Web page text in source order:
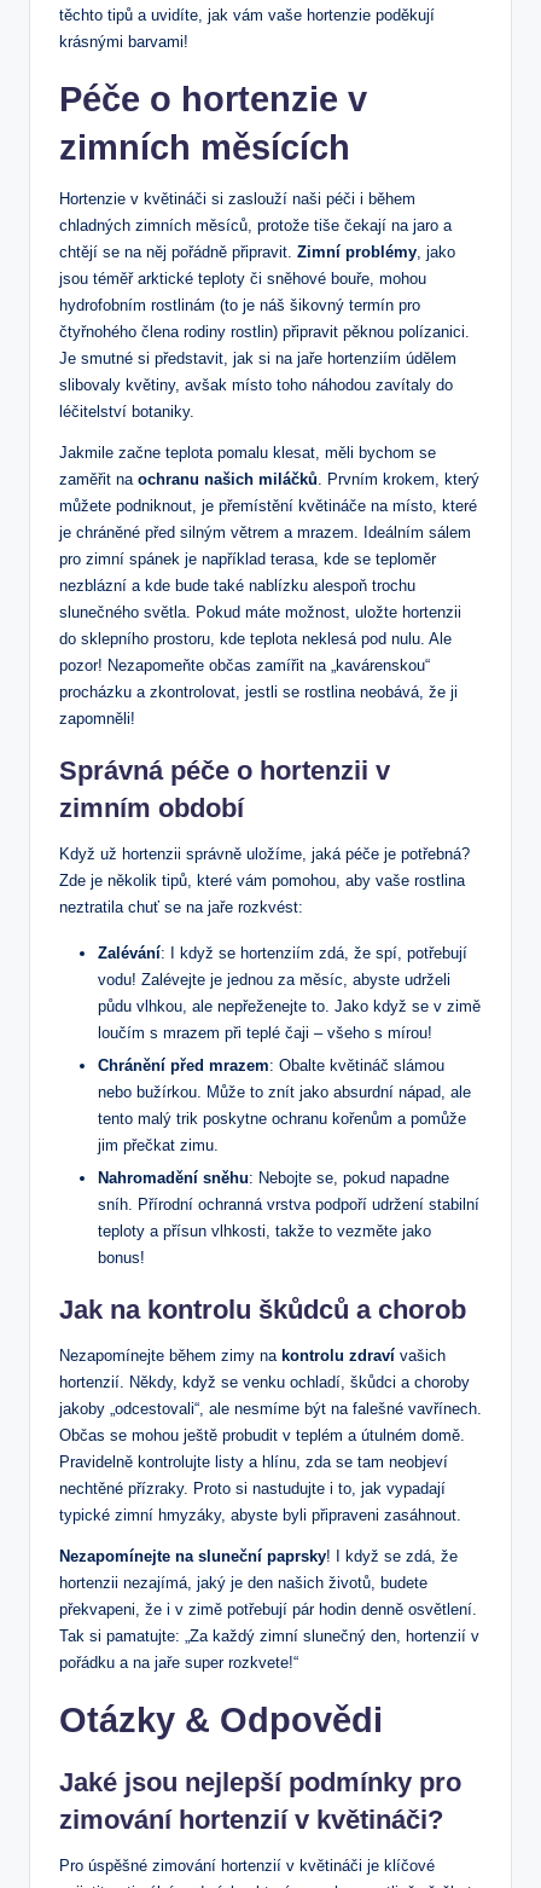
těchto tipů​ a uvidíte,‍ jak⁤ vám vaše hortenzie‍ poděkují⁢
krásnými barvami!
Péče o hortenzie v
zimních měsících
Hortenzie v květináči⁣ si ⁤zaslouží naši péči ​i během
chladných ​zimních měsíců, protože tiše čekají na⁤ jaro a
chtějí se na něj pořádně⁣ připravit.‍ Zimní⁢ problémy, jako
jsou ​téměř⁢ arktické‍ teploty či sněhové ⁢bouře, mohou
hydrofobním rostlinám (to je‍ náš​ šikovný ⁣termín pro‍
čtyřnohého člena rodiny rostlin) připravit pěknou⁤ polízanici.
Je smutné si představit,‌ jak si na jaře hortenziím údělem
⁤slibovaly ⁤květiny, avšak místo toho náhodou ‌zavítaly do
léčitelství botaniky.
Jakmile‌ začne teplota pomalu klesat, měli bychom ‍se
zaměřit na ochranu našich⁤ miláčků. Prvním⁢ krokem, který
můžete podniknout, je přemístění květináče na místo,⁢ které
je chráněné před silným větrem a mrazem. Ideálním sálem
pro zimní spánek je ⁢například terasa, kde se teploměr
nezblázní⁣ a⁢ kde bude také ‌nablízku​ alespoň ‌trochu
slunečného ‍světla. Pokud máte možnost,⁤ uložte ‍hortenzii
do sklepního prostoru,⁤ kde teplota neklesá pod nulu. ⁢Ale⁤
pozor! Nezapomeňte občas⁢ zamířit ⁣na „kavárenskou“⁢
procházku a ​zkontrolovat, jestli ​se rostlina neobává, že ji
zapomněli!
Správná ⁢péče ⁢o⁢ hortenzii v
‍zimním období
Když už ‍hortenzii správně uložíme, jaká péče ‌je potřebná?
Zde je několik tipů, které vám pomohou, aby vaše rostlina
neztratila chuť se ‍na ⁣jaře rozkvést:
Zalévání: I když se hortenziím zdá, že spí, potřebují
vodu! Zalévejte je jednou za ⁣měsíc, abyste udrželi
půdu vlhkou, ale nepřeženejte to. Jako ‍když se ⁣v zimě
loučím s mrazem při teplé⁢ čaji ⁣– všeho s ‌mírou!
Chránění před‍ mrazem: Obalte ‌květináč⁤ slámou
nebo bužírkou. Může to⁤ znít jako ​absurdní nápad, ale
tento malý trik poskytne ochranu ‍kořenům a pomůže
jim přečkat zimu.
Nahromadění sněhu: Nebojte ‌se, ‌pokud napadne
sníh.‌ Přírodní ochranná ⁤vrstva podpoří udržení stabilní
teploty‌ a ⁤přísun vlhkosti,​ takže to vezměte ‍jako
bonus!
Jak na kontrolu škůdců ​a chorob
Nezapomínejte během zimy na kontrolu zdraví vašich
hortenzií. Někdy, když se‍ venku⁣ ochladí, škůdci a choroby ​
jakoby⁤ „odcestovali“, ale nesmíme být‌ na falešné ⁢vavřínech.
Občas se mohou ještě probudit v teplém a‍ útulném domě.
Pravidelně kontrolujte listy a hlínu, ‌zda se tam neobjeví
nechtěné přízraky. ​Proto si nastudujte i to, jak vypadají​
typické zimní hmyzáky, abyste byli připraveni zasáhnout.​
Nezapomínejte na sluneční paprsky! I když ​se zdá, že‌
hortenzii nezajímá,⁣ jaký je den našich ​životů, ‍budete
překvapeni, že i v zimě⁢ potřebují pár hodin denně osvětlení.
Tak si pamatujte: „Za každý zimní slunečný den, ⁣hortenzií ‌v
pořádku a na jaře super⁤ rozkvete!“
Otázky & Odpovědi
Jaké jsou nejlepší ‍podmínky pro
⁣zimování hortenzií v‍ květináči?
Pro úspěšné zimování ​hortenzií v květináči​ je klíčové